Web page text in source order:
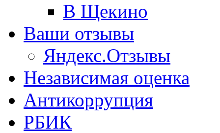
В Щекино
Ваши отзывы
Яндекс.Отзывы
Независимая оценка
Антикоррупция
РБИК